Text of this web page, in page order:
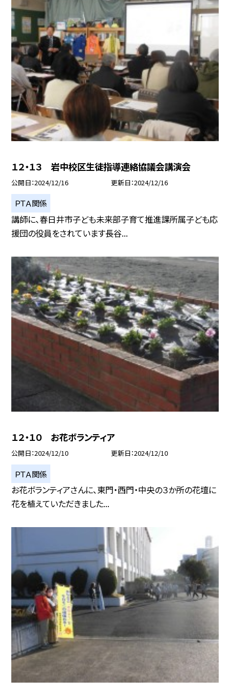
１２・１３ 岩中校区生徒指導連絡協議会講演会
公開日 2024/12/16 更新日 2024/12/16
ＰＴＡ関係
講師に、春日井市子ども未来部子育て推進課所属子ども応
援団の役員をされています長谷...
１２・１０ お花ボランティア
公開日 2024/12/10 更新日 2024/12/10
ＰＴＡ関係
お花ボランティアさんに、東門・西門・中央の３か所の花壇に
花を植えていただきました...